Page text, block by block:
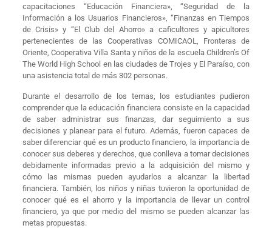
capacitaciones “Educación Financiera», “Seguridad de la
Información a los Usuarios Financieros», “Finanzas en Tiempos
de Crisis» y “El Club del Ahorro» a caficultores y apicultores
pertenecientes de las Cooperativas COMICAOL, Fronteras de
Oriente, Cooperativa Villa Santa y niños de la escuela Children’s Of
The World High School en las ciudades de Trojes y El Paraíso, con
una asistencia total de más 302 personas.
Durante el desarrollo de los temas, los estudiantes pudieron
comprender que la educación financiera consiste en la capacidad
de saber administrar sus finanzas, dar seguimiento a sus
decisiones y planear para el futuro. Además, fueron capaces de
saber diferenciar qué es un producto financiero, la importancia de
conocer sus deberes y derechos, que conlleva a tomar decisiones
debidamente informadas previo a la adquisición del mismo y
cómo las mismas pueden ayudarlos a alcanzar la libertad
financiera. También, los niños y niñas tuvieron la oportunidad de
conocer qué es el ahorro y la importancia de llevar un control
financiero, ya que por medio del mismo se pueden alcanzar las
metas propuestas.